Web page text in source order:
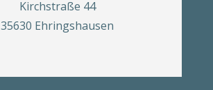
Kirchstraße 44
35630 Ehringshausen